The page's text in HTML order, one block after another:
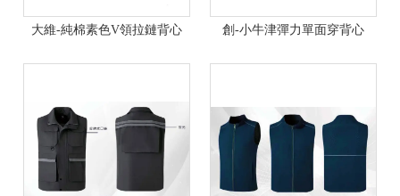
大維-純棉素色V領拉鏈背心 創-小牛津彈力單面穿背心